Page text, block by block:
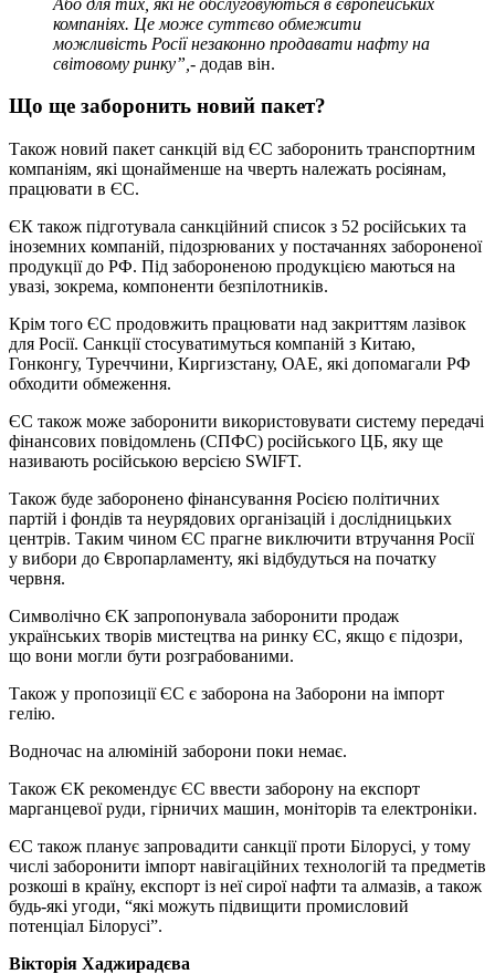
компаніях. Це може суттєво обмежити
можливість Росії незаконно продавати нафту на
світовому ринку”, - додав він.
Що ще заборонить новий пакет?
Також новий пакет санкцій від ЄС заборонить транспортним
компаніям, які щонайменше на чверть належать росіянам,
працювати в ЄС.
ЄК також підготувала санкційний список з 52 російських та
іноземних компаній, підозрюваних у постачаннях забороненої
продукції до РФ. Під забороненою продукцією маються на
увазі, зокрема, компоненти безпілотників.
Крім того ЄС продовжить працювати над закриттям лазівок
для Росії. Санкції стосуватимуться компаній з Китаю,
Гонконгу, Туреччини, Киргизстану, ОАЕ, які допомагали РФ
обходити обмеження.
ЄС також може заборонити використовувати систему передачі
фінансових повідомлень (СПФС) російського ЦБ, яку ще
називають російською версією SWIFT.
Також буде заборонено фінансування Росією політичних
партій і фондів та неурядових організацій і дослідницьких
центрів. Таким чином ЄС прагне виключити втручання Росії
у вибори до Європарламенту, які відбудуться на початку
червня.
Символічно ЄК запропонувала заборонити продаж
українських творів мистецтва на ринку ЄС, якщо є підозри,
що вони могли бути розграбованими.
Також у пропозиції ЄС є заборона на Заборони на імпорт
гелію.
Водночас на алюміній заборони поки немає.
Також ЄК рекомендує ЄС ввести заборону на експорт
марганцевої руди, гірничих машин, моніторів та електроніки.
ЄС також планує запровадити санкції проти Білорусі, у тому
числі заборонити імпорт навігаційних технологій та предметів
розкоші в країну, експорт із неї сирої нафти та алмазів, а також
будь-які угоди, “які можуть підвищити промисловий
потенціал Білорусі”.
Вікторія Хаджирадєва